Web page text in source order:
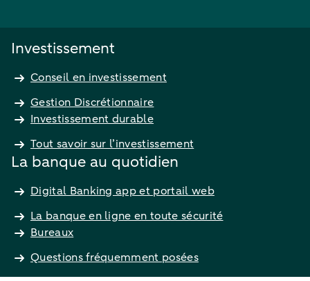
Investissement
Conseil en investissement
Gestion Discrétionnaire
Investissement durable
Tout savoir sur l’investissement
La banque au quotidien
Digital Banking app et portail web
La banque en ligne en toute sécurité
Bureaux
Questions fréquemment posées